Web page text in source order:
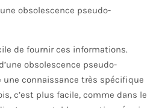
obsolescence pseudo-
de fournir ces informations.
obsolescence pseudo-
connaissance très spécifique
c’est plus facile, comme dans le